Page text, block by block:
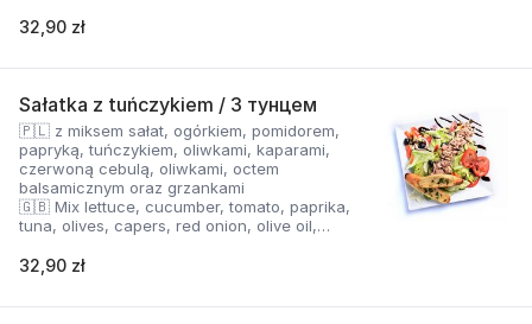
32,90 zł
Sałatka z tuńczykiem / З тунцем
🇵🇱 z miksem sałat, ogórkiem, pomidorem,
papryką, tuńczykiem, oliwkami, kaparami,
czerwoną cebulą, oliwkami, octem
balsamicznym oraz grzankami
🇬🇧 Mix lettuce, cucumber, tomato, paprika,
tuna, olives, capers, red onion, olive oil,
🇺🇦 Суміш салату, огірок, помідор, перець,
32,90 zł